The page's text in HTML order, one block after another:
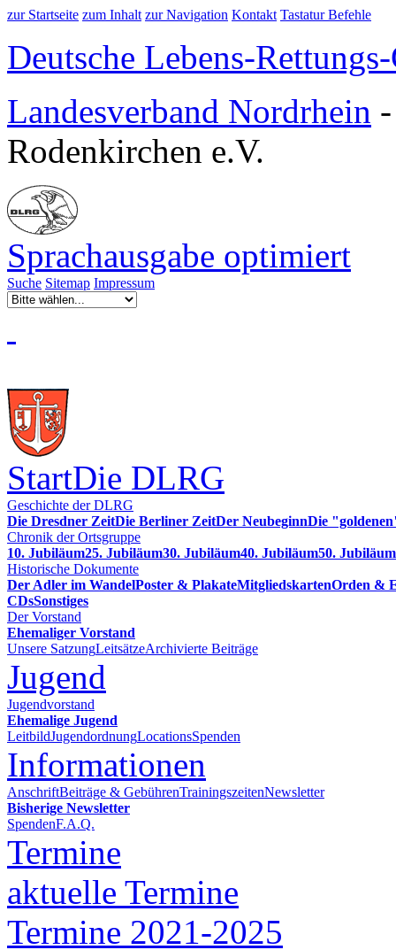
zur Startseite zum Inhalt zur Navigation Kontakt Tastatur Befehle
Deutsche Lebens-
Landesverband Nordrhein
Rodenkirchen e.V.
Sprachausgabe optimiert
Suche Sitemap Impressum
StartDie DLRG
Geschichte der DLRG
Die Dresdner ZeitDie Berliner ZeitDer NeubeginnDie
Chronik der Ortsgruppe
10. Jubiläum25. Jubiläum30. Jubiläum40. Jubiläum50. Jubiläum
Historische Dokumente
Der Adler im WandelPoster & PlakateMitgliedskartenOrden &
CDsSonstiges
Der Vorstand
Ehemaliger Vorstand
Unsere SatzungLeitsätzeArchivierte Beiträge
Jugend
Jugendvorstand
Ehemalige Jugend
LeitbildJugendordnungLocationsSpenden
Informationen
AnschriftBeiträge & GebührenTrainingszeitenNewsletter
Bisherige Newsletter
SpendenF.A.Q.
Termine
aktuelle Termine
Termine 2021-2025